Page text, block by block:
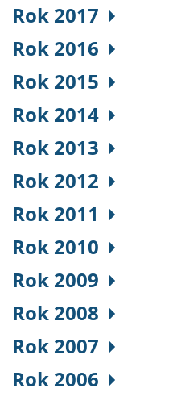
Rok 2017
Rok 2016
Rok 2015
Rok 2014
Rok 2013
Rok 2012
Rok 2011
Rok 2010
Rok 2009
Rok 2008
Rok 2007
Rok 2006